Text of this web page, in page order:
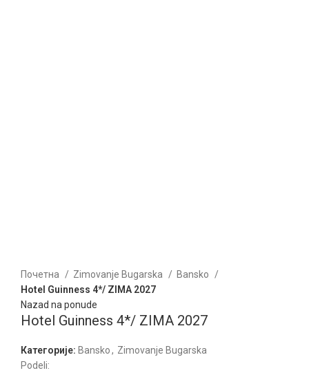
Почетна
Zimovanje Bugarska
Bansko
Hotel Guinness 4*/ ZIMA 2027
Nazad na ponude
Hotel Guinness 4*/ ZIMA 2027
Категорије: Bansko, Zimovanje Bugarska
Podeli: